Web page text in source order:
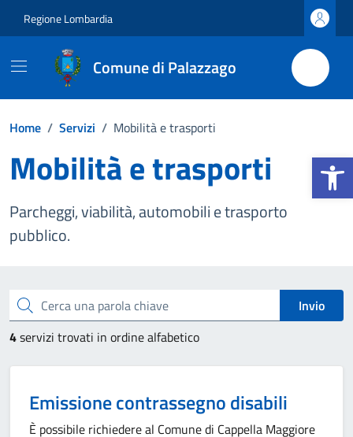
Apri la
Regione Lombardia
Comune di Palazzago
Home / Servizi / Mobilità e trasporti
Mobilità e trasporti
Parcheggi, viabilità, automobili e trasporto
pubblico.
Cerca una parola chiave
Invio
4servizi trovati in ordine alfabetico
Emissione contrassegno disabili
È possibile richiedere al Comune di Cappella Maggiore